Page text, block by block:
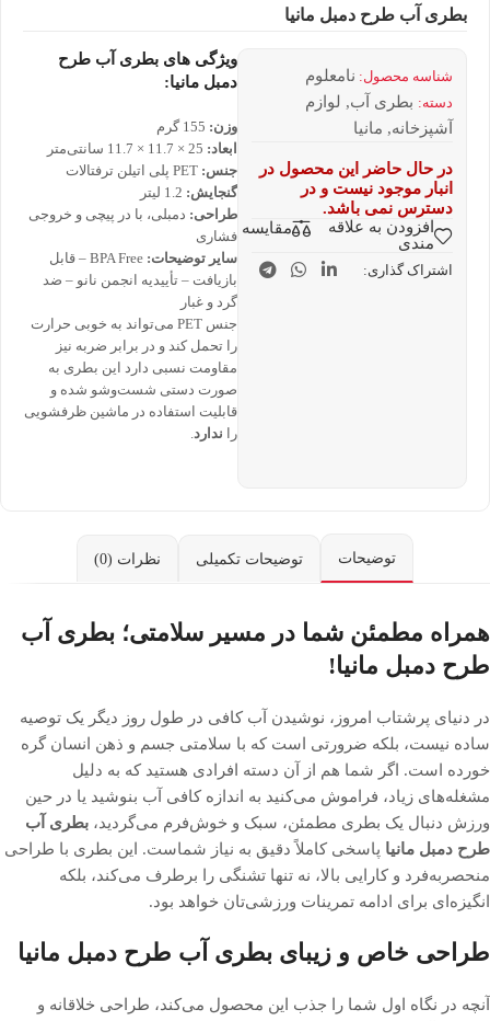
بطری آب طرح دمبل مانیا
ویژگی های بطری آب طرح
دمبل مانیا:
وزن:
ابعاد:
جنس:
گنجایش:
طراحی: دمبلی، با در پیچی و خروجی
فشاری
سایر توضیحات:
BPA Free – قابل
بازیافت – تأییدیه انجمن نانو – ضد
گرد و غبار
جنس PET می‌تواند به خوبی حرارت
را تحمل کند و در برابر ضربه نیز
مقاومت نسبی دارد این بطری به
صورت دستی شست‌وشو شده و
قابلیت استفاده در ماشین ظرفشویی
را
ندارد.
شناسه محصول: نامعلوم
دسته: بطری آب, لوازم
آشپزخانه, مانیا
در حال حاضر این محصول در
انبار موجود نیست و در
دسترس نمی باشد.
افزودن به علاقه
مندی
مقایسه
اشتراک گذاری:
توضیحات توضیحات تکمیلی نظرات (0)
همراه مطمئن شما در مسیر سلامتی؛ بطری آب
طرح دمبل مانیا!
در دنیای پرشتاب امروز، نوشیدن آب کافی در طول روز دیگر یک توصیه
ساده نیست، بلکه ضرورتی است که با سلامتی جسم و ذهن انسان گره
خورده است. اگر شما هم از آن دسته افرادی هستید که به دلیل
مشغله‌های زیاد، فراموش می‌کنید به اندازه کافی آب بنوشید یا در حین
ورزش دنبال یک بطری مطمئن، سبک و خوش‌فرم می‌گردید، بطری آب
طرح دمبل مانیا پاسخی کاملاً دقیق به نیاز شماست. این بطری با طراحی
منحصربه‌فرد و کارایی بالا، نه تنها تشنگی را برطرف می‌کند، بلکه
انگیزه‌ای برای ادامه تمرینات ورزشی‌تان خواهد بود.
طراحی خاص و زیبای بطری آب طرح دمبل مانیا
آنچه در نگاه اول شما را جذب این محصول می‌کند، طراحی خلاقانه و